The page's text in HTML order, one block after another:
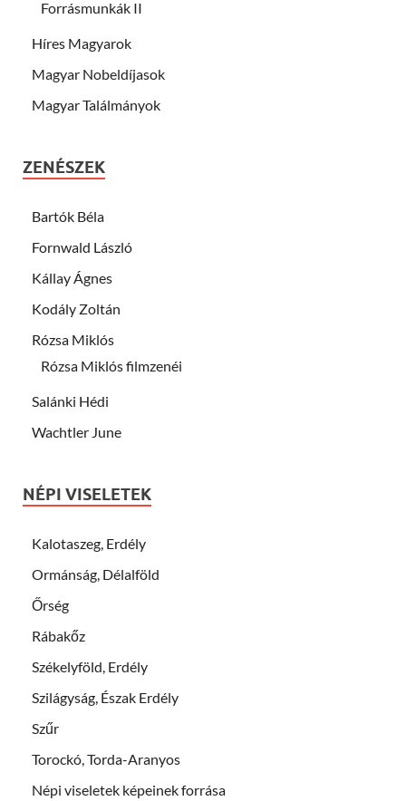
Forrásmunkák II
Híres Magyarok
Magyar Nobeldíjasok
Magyar Találmányok
ZENÉSZEK
Bartók Béla
Fornwald László
Kállay Ágnes
Kodály Zoltán
Rózsa Miklós
Rózsa Miklós filmzenéi
Salánki Hédi
Wachtler June
NÉPI VISELETEK
Kalotaszeg, Erdély
Ormánság, Délalföld
Őrség
Rábakőz
Székelyföld, Erdély
Szilágyság, Észak Erdély
Szűr
Torockó, Torda-Aranyos
Népi viseletek képeinek forrása